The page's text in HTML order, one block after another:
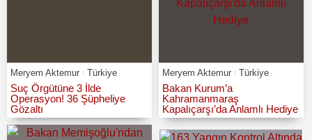
Meryem Aktemur Türkiye
Suç Örgütüne 3 İlde
Operasyon! 36 Şüpheliye
Gözaltı
Meryem Aktemur Türkiye
Bakan Kurum’a
Kahramanmaraş
Kapalıçarşı’da Anlamlı Hediye